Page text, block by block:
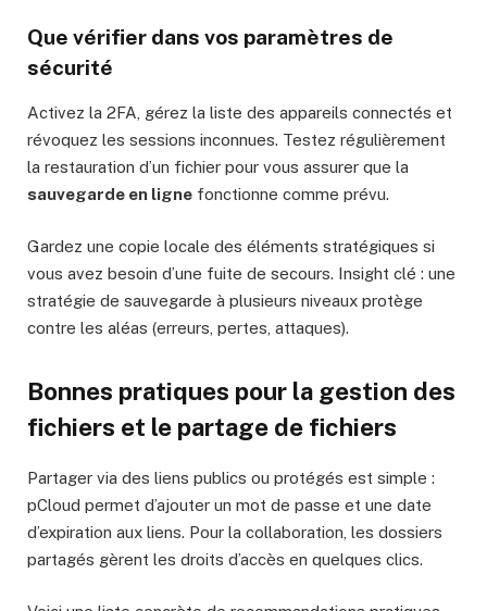
Que vérifier dans vos paramètres de
sécurité
Activez la 2FA, gérez la liste des appareils connectés et
révoquez les sessions inconnues. Testez régulièrement
la restauration d’un fichier pour vous assurer que la
sauvegarde en ligne fonctionne comme prévu.
Gardez une copie locale des éléments stratégiques si
vous avez besoin d’une fuite de secours. Insight clé : une
stratégie de sauvegarde à plusieurs niveaux protège
contre les aléas (erreurs, pertes, attaques).
Bonnes pratiques pour la gestion des
fichiers et le partage de fichiers
Partager via des liens publics ou protégés est simple :
pCloud permet d’ajouter un mot de passe et une date
d’expiration aux liens. Pour la collaboration, les dossiers
partagés gèrent les droits d’accès en quelques clics.